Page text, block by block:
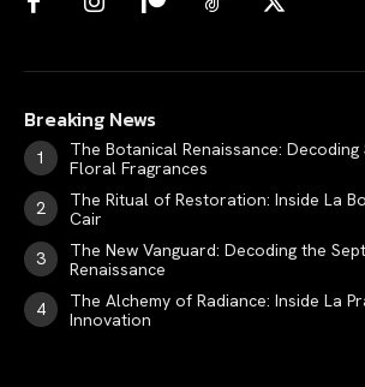
Breaking News
The Botanical Renaissance: Decoding
Floral Fragrances
The Ritual of Restoration: Inside La
Cair
The New Vanguard: Decoding the
Renaissance
The Alchemy of Radiance: Inside La
Innovation